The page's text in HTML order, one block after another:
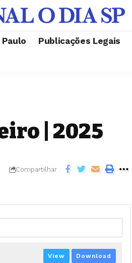
Paulo Publicações Legais
| 2025
Compartilhar
View Download